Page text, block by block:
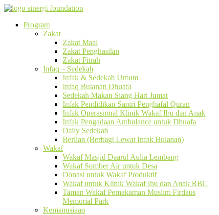
Program
Zakat
Zakat Maal
Zakat Penghasilan
Zakat Fitrah
Infaq – Sedekah
Infak & Sedekah Umum
Infaq Bulanan Dhuafa
Sedekah Makan Siang Hari Jumat
Infak Pendidikan Santri Penghafal Quran
Infak Operasional Klinik Wakaf Ibu dan Anak
Infak Pengadaan Ambulance untuk Dhuafa
Daily Sedekah
Berlian (Berbagi Lewat Infak Bulanan)
Wakaf
Wakaf Masjid Daarul Aulia Lembang
Wakaf Sumber Air untuk Desa
Donasi untuk Wakaf Produktif
Wakaf untuk Klinik Wakaf Ibu dan Anak RBC
Taman Wakaf Pemakaman Muslim Firdaus
Memorial Park
Kemanusiaan